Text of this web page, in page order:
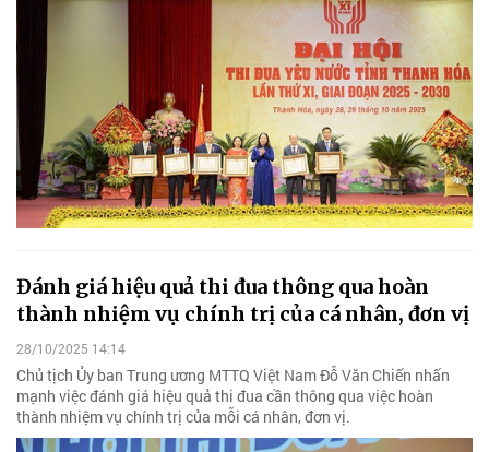
Đánh giá hiệu quả thi đua thông qua hoàn
thành nhiệm vụ chính trị của cá nhân, đơn vị
28/10/2025 14:14
Chủ tịch Ủy ban Trung ương MTTQ Việt Nam Đỗ Văn Chiến nhấn
mạnh việc đánh giá hiệu quả thi đua cần thông qua việc hoàn
thành nhiệm vụ chính trị của mỗi cá nhân, đơn vị.